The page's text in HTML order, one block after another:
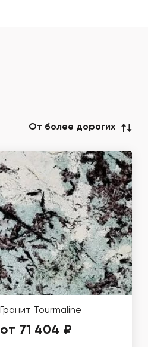
От более дорогих
Гранит Tourmaline
от 71 404 ₽